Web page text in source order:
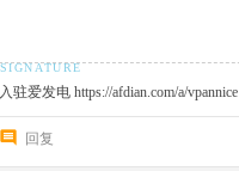
入驻爱发电 https://afdian.com/a/vpannice
回复